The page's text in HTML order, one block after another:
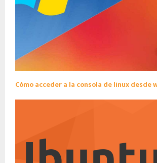
Cómo acceder a la consola de linux desde